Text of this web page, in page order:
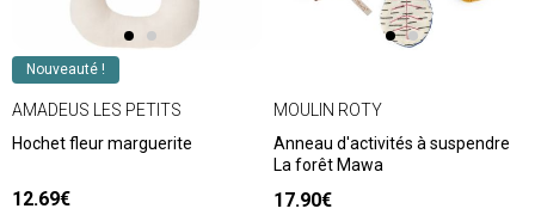
Nouveauté !
AMADEUS LES PETITS
Hochet fleur marguerite
12.69€
MOULIN ROTY
Anneau d'activités à suspendre
La forêt Mawa
17.90€